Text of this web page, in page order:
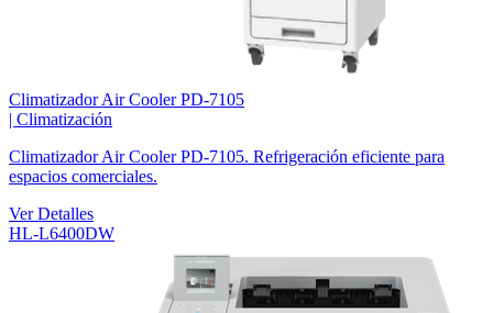
Climatizador Air Cooler PD-7105
| Climatización
Climatizador Air Cooler PD-7105. Refrigeración eficiente para
espacios comerciales.
Ver Detalles
HL-L6400DW